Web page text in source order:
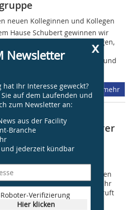
x
Newsletter
hat Ihr Interesse geweckt?
auf dem Laufenden und
zum Newsletter an:
aus der Facility
Branche
und jederzeit kündbar
Verifizierung
Hier klicken
neuen Kolleginnen und Kollegen
Hause Schubert gewinnen wir
Kompetenzen und Erfahrungen,
Angebotsportfolio für unsere
noch attraktiver zu gestalten und
mehr
wird Geschäftsführer
Holding
Wisag
Full-Service-
in den Geschäftsbereichen
Industrie und Aviation, stärkt ihr
Europageschäft und beruft